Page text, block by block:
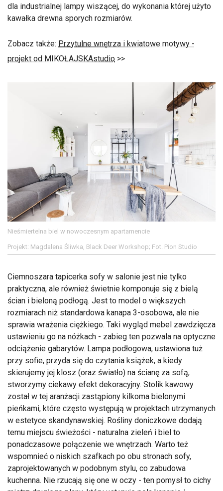
dla industrialnej lampy wiszącej, do wykonania której użyto
kawałka drewna sporych rozmiarów.
Zobacz także: Przytulne wnętrza i kwiatowe motywy -
projekt od MIKOŁAJSKAstudio >>
Nieśmiertelna biel w nowoczesnym apartamencie
Projekt: Magdalena Śliwka, Black Deer Workshop; Fot. Pion Studio
Ciemnoszara tapicerka sofy w salonie jest nie tylko
praktyczna, ale również świetnie komponuje się z bielą
ścian i bieloną podłogą. Jest to model o większych
rozmiarach niż standardowa kanapa 3-osobowa, ale nie
sprawia wrażenia ciężkiego. Taki wygląd mebel zawdzięcza
ustawieniu go na nóżkach - zabieg ten pozwala na optyczne
odciążenie gabarytów. Lampa podłogowa, ustawiona tuż
przy sofie, przyda się do czytania książek, a kiedy
skierujemy jej klosz (oraz światło) na ścianę za sofą,
stworzymy ciekawy efekt dekoracyjny. Stolik kawowy
został w tej aranżacji zastąpiony kilkoma bielonymi
pieńkami, które często występują w projektach utrzymanych
w estetyce skandynawskiej. Rośliny doniczkowe dodają
temu miejscu świeżości - naturalna zieleń i biel to
ponadczasowe połączenie we wnętrzach. Warto też
wspomnieć o niskich szafkach po obu stronach sofy,
zaprojektowanych w podobnym stylu, co zabudowa
kuchenna. Nie rzucają się one w oczy - ten pomysł to cichy